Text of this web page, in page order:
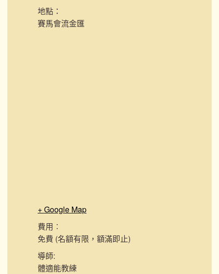
地點：
賽馬會流金匯
+ Google Map
費用︰
免費 (名額有限，額滿即止)
導師:
體適能教練